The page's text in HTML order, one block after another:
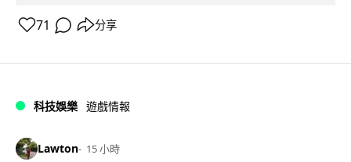
71 分享
科技娛樂 遊戲情報
Lawton 15 小時